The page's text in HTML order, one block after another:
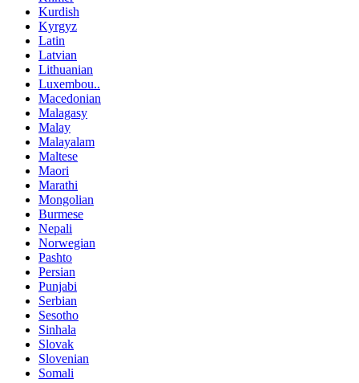
Kurdish
Kyrgyz
Latin
Latvian
Lithuanian
Luxembou..
Macedonian
Malagasy
Malay
Malayalam
Maltese
Maori
Marathi
Mongolian
Burmese
Nepali
Norwegian
Pashto
Persian
Punjabi
Serbian
Sesotho
Sinhala
Slovak
Slovenian
Somali